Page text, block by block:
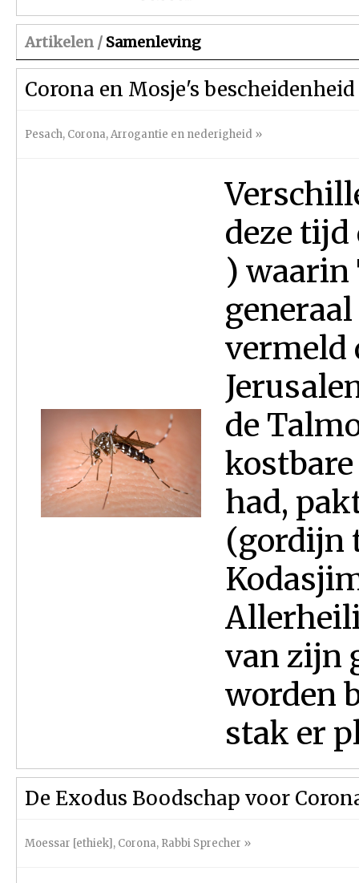
Artikelen / Samenleving
Corona en Mosje's bescheidenheid
Pesach, Corona,Arrogantie en nederigheid »
deze tijd
) waarin
vermeld
de
had,
(gordijn
van zijn
worden
stak er
De Exodus Boodschap voor
Moessar [ethiek], Corona, Rabbi Sprecher »